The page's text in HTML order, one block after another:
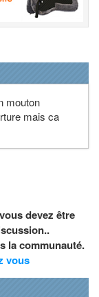
mouton
mais ca
devez être
la communauté.
vous